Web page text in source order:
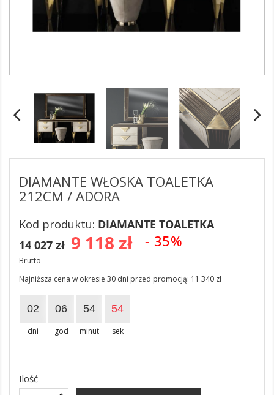
DIAMANTE WŁOSKA TOALETKA
212CM / ADORA
Kod produktu: DIAMANTE TOALETKA
9 118 zł - 35%
14 027 zł
Brutto
Najniższa cena w okresie 30 dni przed promocją: 11 340 zł
02
dni
06
god
54
minut
54
sek
Ilość